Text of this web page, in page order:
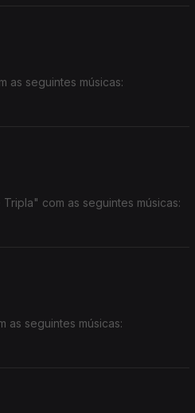
as seguintes músicas:
com as seguintes músicas:
as seguintes músicas: